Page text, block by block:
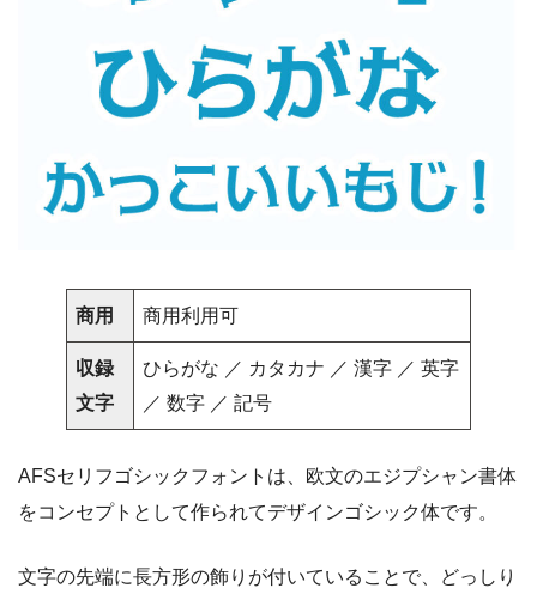
商用 商用利用可
収録
文字
ひらがな ／ カタカナ ／ 漢字 ／ 英字
／ 数字 ／ 記号
AFSセリフゴシックフォントは、欧文のエジプシャン書体
をコンセプトとして作られてデザインゴシック体です。
文字の先端に長方形の飾りが付いていることで、どっしり